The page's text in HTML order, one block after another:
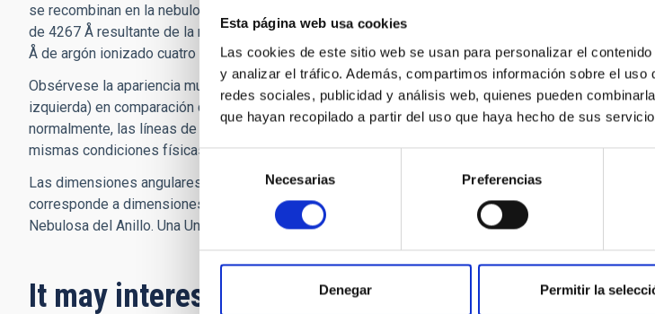
Esta página web usa cookies
Las cookies de este sitio web se usan para personalizar el
y analizar el tráfico. Además, compartimos información sobre el
redes sociales, publicidad y análisis web, quienes pueden
que hayan recopilado a partir del uso que haya hecho de sus
Selección
de
consentimiento
Necesarias Preferencias
Denegar Permitir la
se recombinan en la nebulosa; emisión en la línea [N II] de 6548 Å de nitrógeno ionizado una vez;
de 4267 Å resultante de la recombinación de átomos de carbono ionizados dos veces; emisión en
Å de argón ionizado cuatro veces.
Obsérvese la apariencia muy diferente de la emisión de los átomos de hierro ionizados cuatro
izquierda) en comparación con la emisión de los átomos de argón ionizados cuatro veces (abajo a la
normalmente, las líneas de argón y hierro ionizados cuatro veces se originan en el mismo volumen,
mismas condiciones físicas.
Las dimensiones angulares de cada imagen son de 120 × 110 segundos de arco en el cielo (E–O ×
corresponde a dimensiones físicas de 95.000 × 87.000 Unidades Astronómicas (UA) a la distancia
Nebulosa del Anillo. Una Unidad Astronómica es la distancia media entre el Sol y la Tierra.
It may interest you